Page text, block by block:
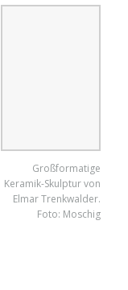
Großformatige
Keramik-Skulptur von